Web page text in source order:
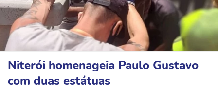
Niterói homenageia Paulo Gustavo
com duas estátuas